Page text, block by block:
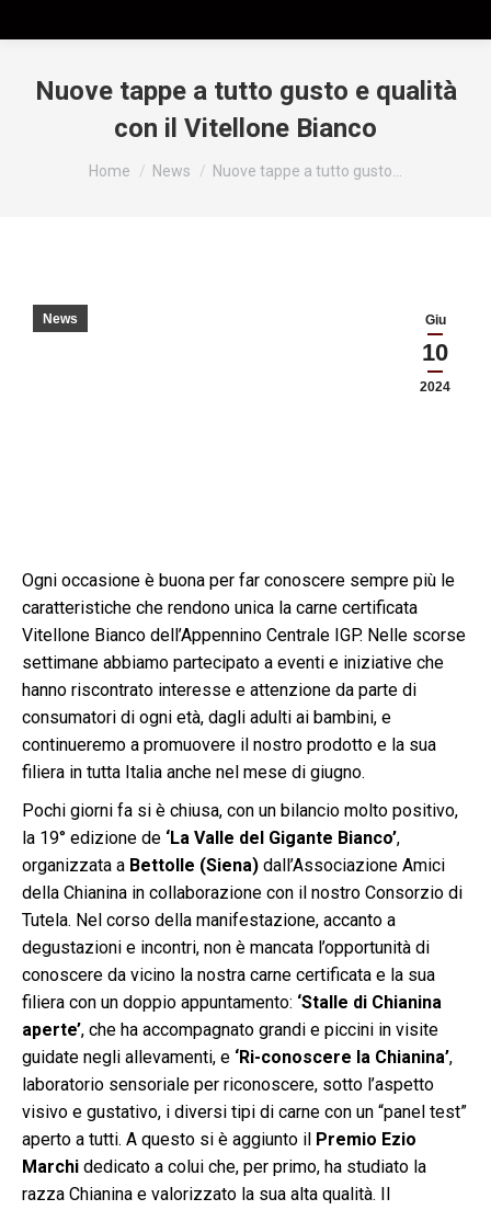
Nuove tappe a tutto gusto e qualità
con il Vitellone Bianco
Tu sei qui:
Home News Nuove tappe a tutto gusto…
Giu
10
2024
News
Ogni occasione è buona per far conoscere sempre più le
caratteristiche che rendono unica la carne certificata
Vitellone Bianco dell’Appennino Centrale IGP. Nelle scorse
settimane abbiamo partecipato a eventi e iniziative che
hanno riscontrato interesse e attenzione da parte di
consumatori di ogni età, dagli adulti ai bambini, e
continueremo a promuovere il nostro prodotto e la sua
filiera in tutta Italia anche nel mese di giugno.
Pochi giorni fa si è chiusa, con un bilancio molto positivo,
la 19° edizione de ‘La Valle del Gigante Bianco’,
organizzata a Bettolle (Siena) dall’Associazione Amici
della Chianina in collaborazione con il nostro Consorzio di
Tutela. Nel corso della manifestazione, accanto a
degustazioni e incontri, non è mancata l’opportunità di
conoscere da vicino la nostra carne certificata e la sua
filiera con un doppio appuntamento: ‘Stalle di Chianina
aperte’, che ha accompagnato grandi e piccini in visite
guidate negli allevamenti, e ‘Ri-conoscere la Chianina’,
laboratorio sensoriale per riconoscere, sotto l’aspetto
visivo e gustativo, i diversi tipi di carne con un “panel test”
aperto a tutti. A questo si è aggiunto il Premio Ezio
Marchi dedicato a colui che, per primo, ha studiato la
razza Chianina e valorizzato la sua alta qualità. Il